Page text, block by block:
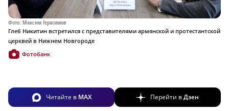
Фото: Максим Герасимов
Глеб Никитин встретился с представителями армянской и протестантской
церквей в Нижнем Новгороде
Фотобанк
Читайте в MAX Перейти вДзен